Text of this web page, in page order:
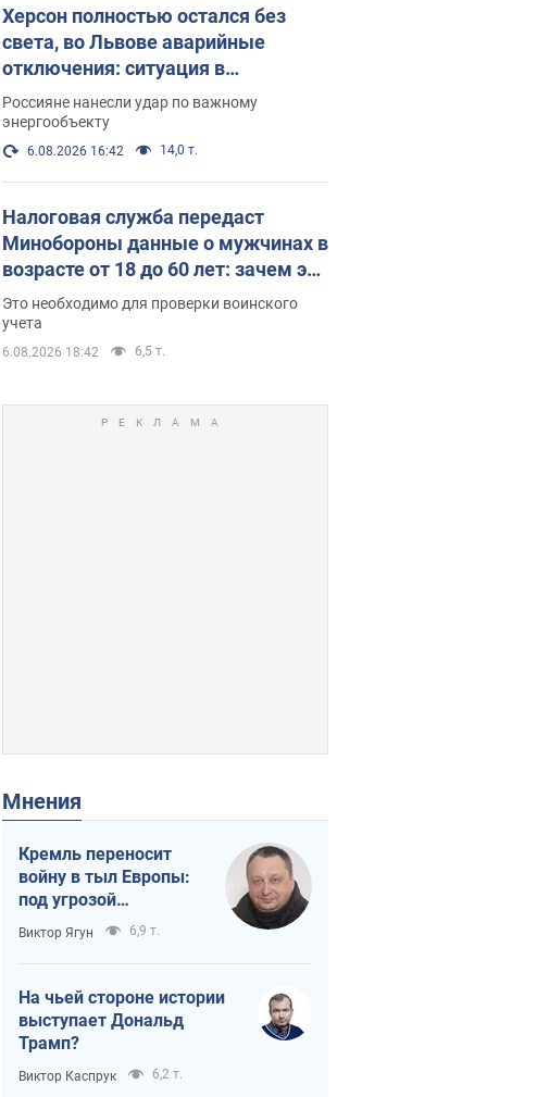
Херсон полностью остался без
света, во Львове аварийные
отключения: ситуация в
энергосистеме 6 августа
Россияне нанесли удар по важному
энергообъекту
6.08.2026 16:42 14,0 т.
Налоговая служба передаст
Минобороны данные о мужчинах в
возрасте от 18 до 60 лет: зачем это
нужно
Это необходимо для проверки воинского
учета
6.08.2026 18:42 6,5 т.
Мнения
Кремль переносит
войну в тыл Европы:
под угрозой
критическая
логистика
Виктор Ягун 6,9 т.
На чьей стороне истории
выступает Дональд
Трамп?
Виктор Каспрук 6,2 т.